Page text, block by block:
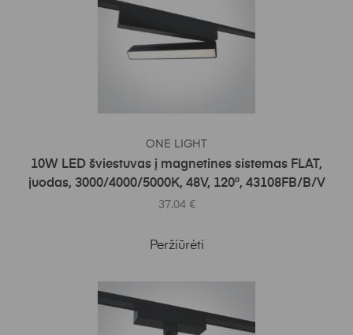
ONE LIGHT
10W LED šviestuvas į magnetines sistemas FLAT,
juodas, 3000/4000/5000K, 48V, 120°, 43108FB/B/V
37.04 €
Peržiūrėti